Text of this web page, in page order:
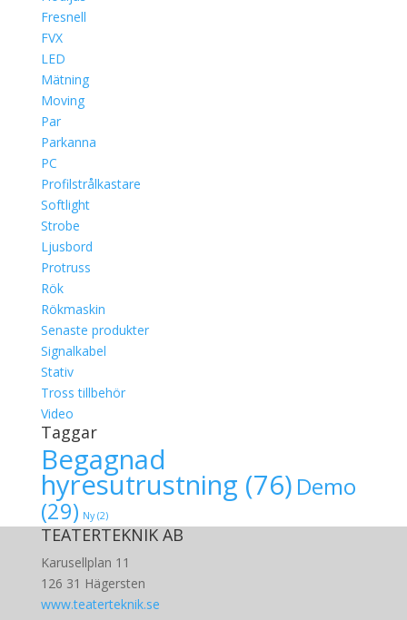
Fresnell
FVX
LED
Mätning
Moving
Par
Parkanna
PC
Profilstrålkastare
Softlight
Strobe
Ljusbord
Protruss
Rök
Rökmaskin
Senaste produkter
Signalkabel
Stativ
Tross tillbehör
Video
Taggar
Begagnad
hyresutrustning (76) Demo
(29) Ny(2)
TEATERTEKNIK AB
Karusellplan 11
126 31 Hägersten
www.teaterteknik.se